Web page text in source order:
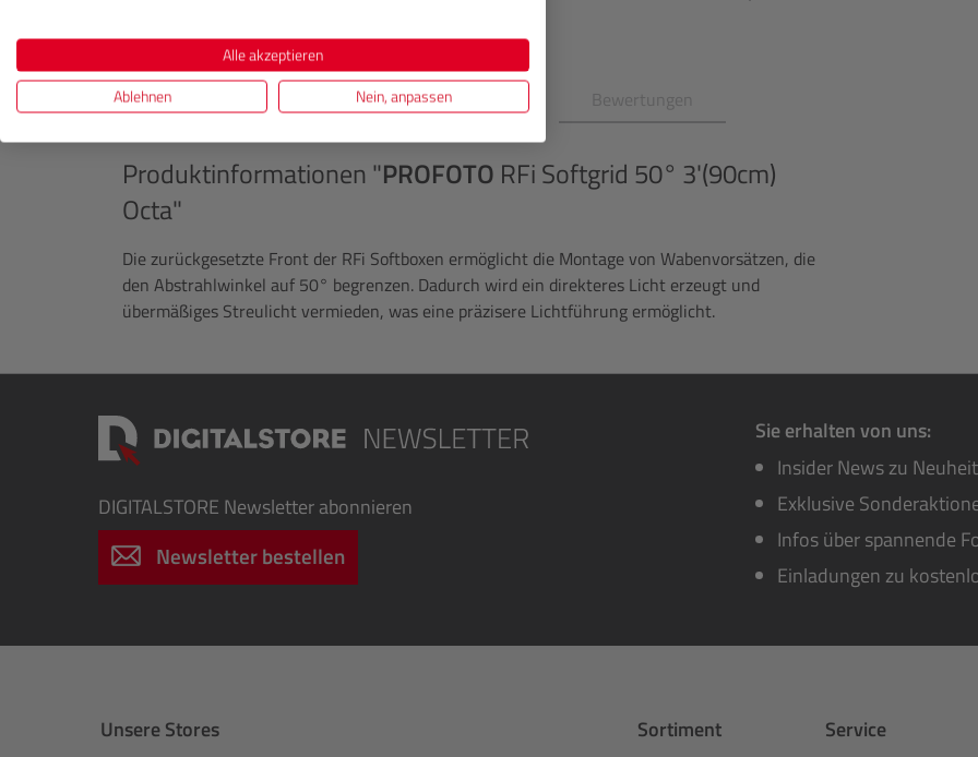
Beschreibung Herstellerinformationen Bewertungen
Produktinformationen "PROFOTO RFi Softgrid 50° 3'(90cm)
Octa"
Die zurückgesetzte Front der RFi Softboxen ermöglicht die Montage von Wabenvorsätzen, die
den Abstrahlwinkel auf 50° begrenzen. Dadurch wird ein direkteres Licht erzeugt und
übermäßiges Streulicht vermieden, was eine präzisere Lichtführung ermöglicht.
DIGITALSTORE Newsletter abonnieren
Newsletter bestellen
Sie erhalten von uns:
Insider News zu
Exklusive
Infos über spannende
Einladungen zu
Unsere Stores
Sortiment
Service
Alle akzeptieren
Ablehnen
Nein, anpassen